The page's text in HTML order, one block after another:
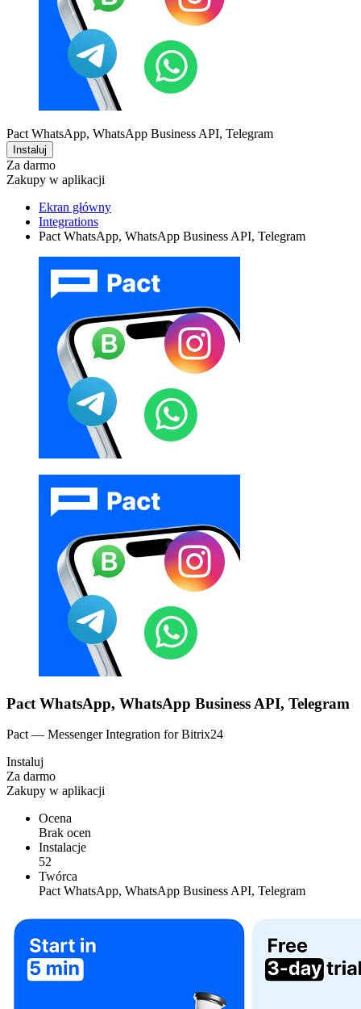
Pact WhatsApp, WhatsApp Business API, Telegram
Instaluj
Za darmo
Zakupy w aplikacji
Ekran główny
Integrations
Pact WhatsApp, WhatsApp Business API, Telegram
Pact WhatsApp, WhatsApp Business API, Telegram
Pact — Messenger Integration for Bitrix24
Instaluj
Za darmo
Zakupy w aplikacji
Ocena
Brak ocen
Instalacje
52
Twórca
Pact WhatsApp, WhatsApp Business API, Telegram